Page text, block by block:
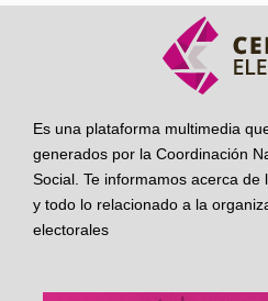
Es una plataforma multimedia
generados por la Coordinación
Social. Te informamos acerca
y todo lo relacionado a la
electorales